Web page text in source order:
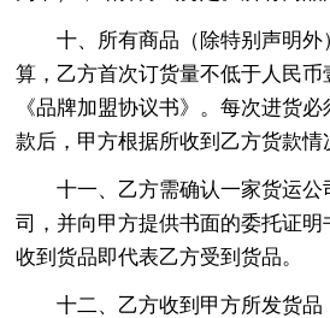
十、所有商品（除特别声明
算，乙方首次订货量不低于人民
《品牌加盟协议书》。每次进货
款后，甲方根据所收到乙方货款情
十一、乙方需确认一家货运公
司，并向甲方提供书面的委托证明
收到货品即代表乙方受到货品。
十二、乙方收到甲方所发货